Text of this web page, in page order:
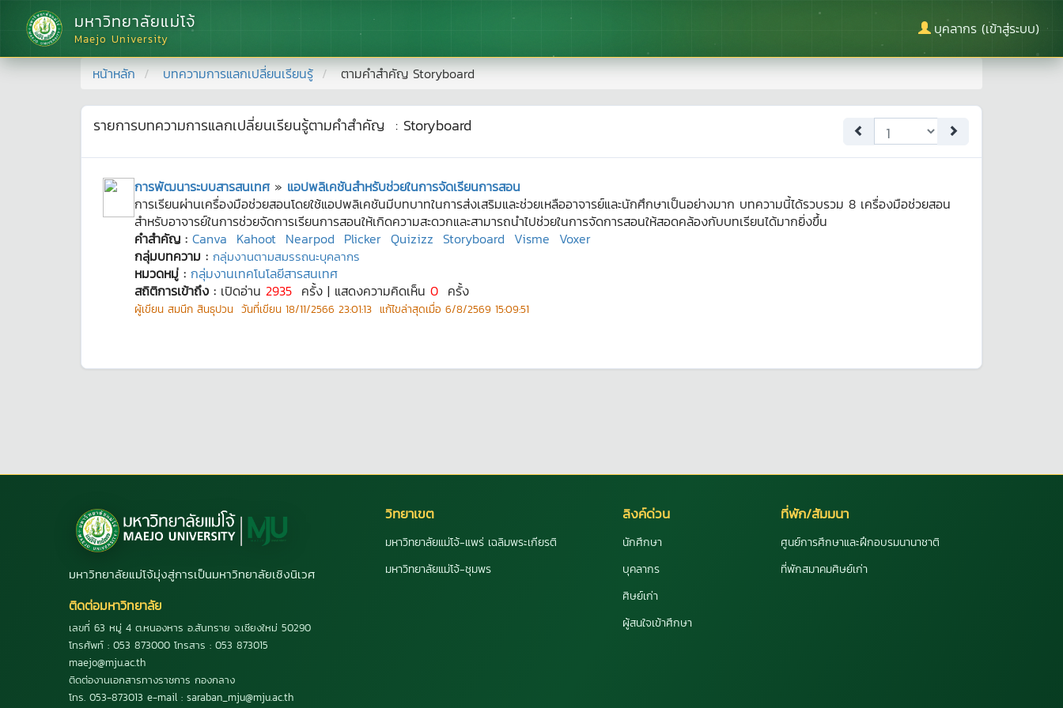
มหาวิทยาลัยแม่โจ้
Maejo University
บุคลากร (เข้าสู่ระบบ)
หน้าหลัก บทความการแลกเปลี่ยนเรียนรู้ ตามคำสำคัญ Storyboard
รายการบทความการแลกเปลี่ยนเรียนรู้ตามคำสำคัญ : Storyboard
การพัฒนาระบบสารสนเทศ » แอปพลิเคชันสำหรับช่วยในการจัดเรียนการสอน
การเรียนผ่านเครื่องมือช่วยสอนโดยใช้แอปพลิเคชันมีบทบาทในการส่งเสริมและช่วยเหลืออาจารย์และนักศึกษาเป็นอย่างมาก บทความนี้ได้รวบรวม 8 เครื่องมือช่วยสอน
สำหรับอาจารย์ในการช่วยจัดการเรียนการสอนให้เกิดความสะดวกและสามารถนำไปช่วยในการจัดการสอนให้สอดคล้องกับบทเรียนได้มากยิ่งขึ้น
คำสำคัญ : Canva Kahoot Nearpod Plicker Quizizz Storyboard Visme Voxer
กลุ่มบทความ : กลุ่มงานตามสมรรถนะบุคลากร
หมวดหมู่ : กลุ่มงานเทคโนโลยีสารสนเทศ
สถิติการเข้าถึง : เปิดอ่าน 2935 ครั้ง | แสดงความคิดเห็น 0 ครั้ง
ผู้เขียน สมนึก สินธุปวน วันที่เขียน 18/11/2566 23:01:13 แก้ไขล่าสุดเมื่อ 6/8/2569 15:09:51
มหาวิทยาลัยแม่โจ้มุ่งสู่การเป็นมหาวิทยาลัยเชิงนิเวศ
ติดต่อมหาวิทยาลัย
เลขที่ 63 หมู่ 4 ต.หนองหาร อ.สันทราย จ.เชียงใหม่ 50290
โทรศัพท์ : 053 873000 โทรสาร : 053 873015
maejo@mju.ac.th
ติดต่องานเอกสารทางราชการ กองกลาง
โทร. 053-873013 e-mail : saraban_mju@mju.ac.th
วิทยาเขต
มหาวิทยาลัยแม่โจ้-แพร่ เฉลิมพระเกียรติ
มหาวิทยาลัยแม่โจ้-ชุมพร
ลิงค์ด่วน
นักศึกษา
บุคลากร
ศิษย์เก่า
ผู้สนใจเข้าศึกษา
ที่พัก/สัมมนา
ศูนย์การศึกษาและฝึกอบรมนานาชาติ
ที่พักสมาคมศิษย์เก่า